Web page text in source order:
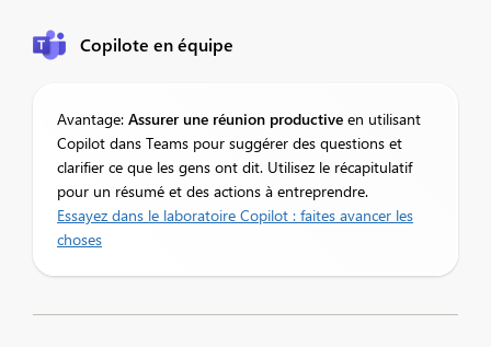
Copilote en équipe
Avantage: Assurer une réunion productive en utilisant
Copilot dans Teams pour suggérer des questions et
clarifier ce que les gens ont dit. Utilisez le récapitulatif
pour un résumé et des actions à entreprendre.
Essayez dans le laboratoire Copilot : faites avancer les
choses